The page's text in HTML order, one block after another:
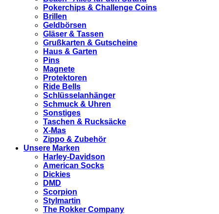
Pokerchips & Challenge Coins
Brillen
Geldbörsen
Gläser & Tassen
Grußkarten & Gutscheine
Haus & Garten
Pins
Magnete
Protektoren
Ride Bells
Schlüsselanhänger
Schmuck & Uhren
Sonstiges
Taschen & Rucksäcke
X-Mas
Zippo & Zubehör
Unsere Marken
Harley-Davidson
American Socks
Dickies
DMD
Scorpion
Stylmartin
The Rokker Company